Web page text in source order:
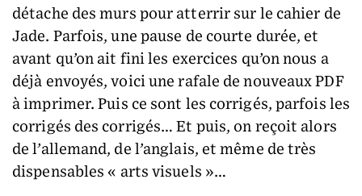
détache des murs pour atterrir sur le cahier de
Jade. Parfois, une pause de courte durée, et
avant qu’on ait fini les exercices qu’on nous a
déjà envoyés, voici une rafale de nouveaux PDF
à imprimer. Puis ce sont les corrigés, parfois les
corrigés des corrigés… Et puis, on reçoit alors
de l’allemand, de l’anglais, et même de très
dispensables « arts visuels »…